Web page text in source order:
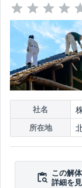
社名
所在地
この解
詳細を